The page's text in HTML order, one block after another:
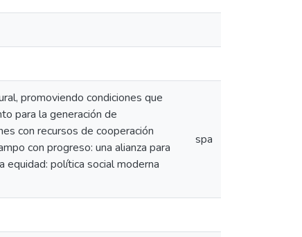
promoviendo condiciones que
para la generación de
con recursos de cooperación
con progreso: una alianza para
política social moderna
spa